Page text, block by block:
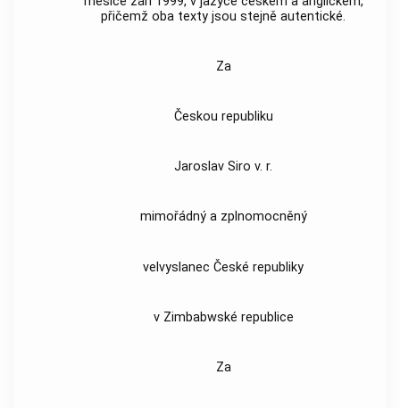
přičemž oba texty jsou stejně autentické.
Za
Českou republiku
Jaroslav Siro v. r.
mimořádný a zplnomocněný
velvyslanec České republiky
v Zimbabwské republice
Za